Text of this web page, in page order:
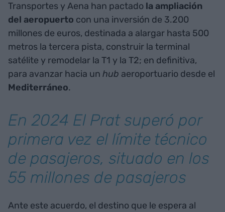
Transportes y Aena han pactado la ampliación
del aeropuerto con una inversión de 3.200
millones de euros, destinada a alargar hasta 500
metros la tercera pista, construir la terminal
satélite y remodelar la T1 y la T2; en definitiva,
para avanzar hacia un hub aeroportuario desde el
Mediterráneo.
En 2024 El Prat superó por
primera vez el límite técnico
de pasajeros, situado en los
55 millones de pasajeros
Ante este acuerdo, el destino que le espera al